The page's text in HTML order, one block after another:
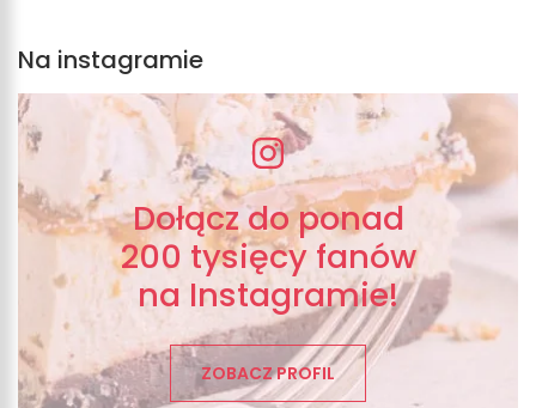
Na instagramie
Dołącz do ponad
200 tysięcy fanów
na Instagramie!
ZOBACZ PROFIL